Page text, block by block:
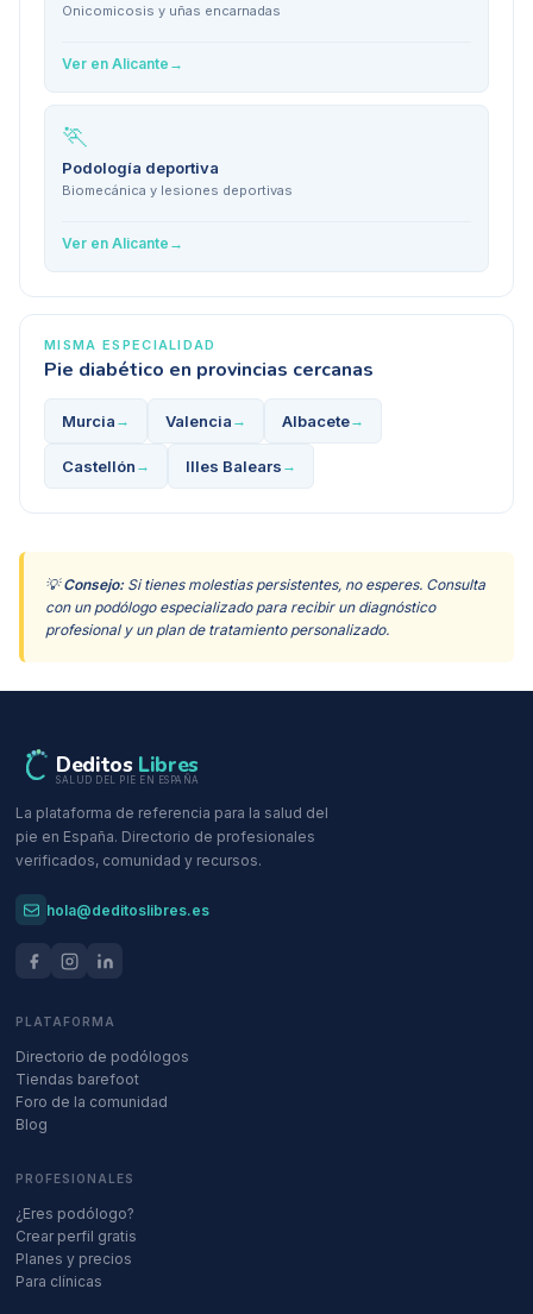
Onicomicosis y uñas encarnadas
Ver en Alicante →
🏃
Podología deportiva
Biomecánica y lesiones deportivas
Ver en Alicante →
MISMA ESPECIALIDAD
Pie diabético en provincias cercanas
Murcia → Valencia → Albacete→
Castellón → Illes Balears →
💡Consejo:Si tienes molestias persistentes, no esperes. Consulta
con un podólogo especializado para recibir un diagnóstico
profesional y un plan de tratamiento personalizado.
Deditos Libres
SALUD DEL PIE EN ESPAÑA
La plataforma de referencia para la salud del
pie en España. Directorio de profesionales
verificados, comunidad y recursos.
hola@deditoslibres.es
PLATAFORMA
Directorio de podólogos
Tiendas barefoot
Foro de la comunidad
Blog
PROFESIONALES
¿Eres podólogo?
Crear perfil gratis
Planes y precios
Para clínicas